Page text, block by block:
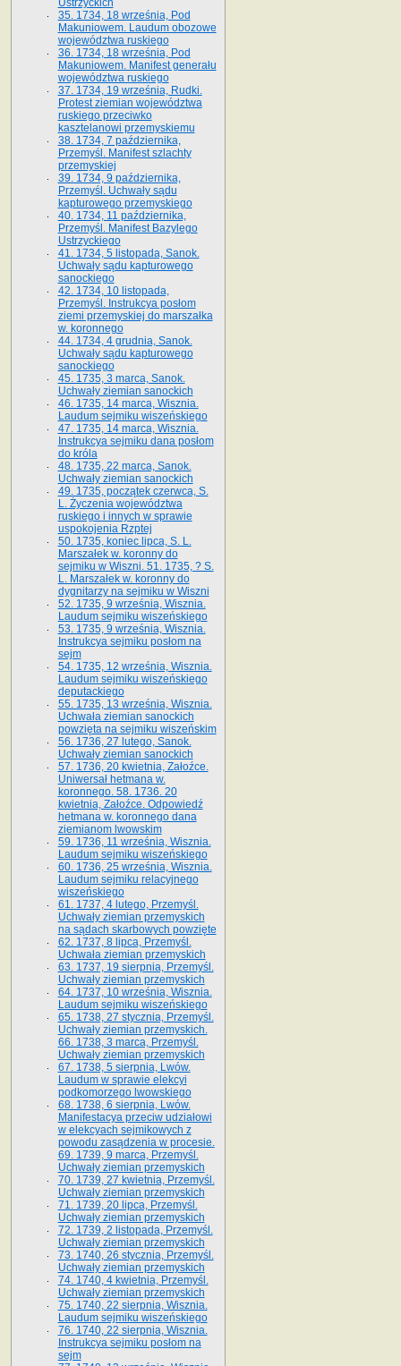
Ustrzyckich
35. 1734, 18 września, Pod
Makuniowem. Laudum obozowe
województwa ruskiego
36. 1734, 18 września, Pod
Makuniowem. Manifest generału
województwa ruskiego
37. 1734, 19 września, Rudki.
Protest ziemian województwa
ruskiego przeciwko
kasztelanowi przemyskiemu
38. 1734, 7 października,
Przemyśl. Manifest szlachty
przemyskiej
39. 1734, 9 października,
Przemyśl. Uchwały sądu
kapturowego przemyskiego
40. 1734, 11 października,
Przemyśl. Manifest Bazylego
Ustrzyckiego
41. 1734, 5 listopada, Sanok.
Uchwały sądu kapturowego
sanockiego
42. 1734, 10 listopada,
Przemyśl. Instrukcya posłom
ziemi przemyskiej do marszałka
w. koronnego
44. 1734, 4 grudnia, Sanok.
Uchwały sądu kapturowego
sanockiego
45. 1735, 3 marca, Sanok.
Uchwały ziemian sanockich
46. 1735, 14 marca, Wisznia.
Laudum sejmiku wiszeńskiego
47. 1735, 14 marca, Wisznia.
Instrukcya sejmiku dana posłom
do króla
48. 1735, 22 marca, Sanok.
Uchwały ziemian sanockich
49. 1735, początek czerwca, S.
L. Życzenia województwa
ruskiego i innych w sprawie
uspokojenia Rzptej
50. 1735, koniec lipca, S. L.
Marszałek w. koronny do
sejmiku w Wiszni. 51. 1735, ? S.
L. Marszałek w. koronny do
dygnitarzy na sejmiku w Wiszni
52. 1735, 9 września, Wisznia.
Laudum sejmiku wiszeńskiego
53. 1735, 9 września, Wisznia.
Instrukcya sejmiku posłom na
sejm
54. 1735, 12 września, Wisznia.
Laudum sejmiku wiszeńskiego
deputackiego
55. 1735, 13 września, Wisznia.
Uchwała ziemian sanockich
powzięta na sejmiku wiszeńskim
56. 1736, 27 lutego, Sanok.
Uchwały ziemian sanockich
57. 1736, 20 kwietnia, Załoźce.
Uniwersał hetmana w.
koronnego. 58. 1736. 20
kwietnia, Załoźce. Odpowiedź
hetmana w. koronnego dana
ziemianom lwowskim
59. 1736, 11 września, Wisznia.
Laudum sejmiku wiszeńskiego
60. 1736, 25 września, Wisznia.
Laudum sejmiku relacyjnego
wiszeńskiego
61. 1737, 4 lutego, Przemyśl.
Uchwały ziemian przemyskich
na sądach skarbowych powzięte
62. 1737, 8 lipca, Przemyśl.
Uchwała ziemian przemyskich
63. 1737, 19 sierpnia, Przemyśl.
Uchwały ziemian przemyskich
64. 1737, 10 września, Wisznia.
Laudum sejmiku wiszeńskiego
65. 1738, 27 stycznia, Przemyśl.
Uchwały ziemian przemyskich­­.
66. 1738, 3 marca, Przemyśl.
Uchwały ziemian przemyskich­
67. 1738, 5 sierpnia, Lwów.
Laudum w sprawie elekcyi
podkomorzego lwowskiego
68. 1738, 6 sierpnia, Lwów.
Manifestacya przeciw udziałowi
w elekcyach sejmikowych z
powodu zasądzenia w procesie.
69. 1739, 9 marca, Przemyśl.
Uchwały ziemian przemyskich
70. 1739, 27 kwietnia, Przemyśl.
Uchwały ziemian przemyskich
71. 1739, 20 lipca, Przemyśl.
Uchwały ziemian przemyskich
72. 1739, 2 listopada, Przemyśl.
Uchwały ziemian przemyskich
73. 1740, 26 stycznia, Przemyśl.
Uchwały ziemian przemyskich
74. 1740, 4 kwietnia, Przemyśl.
Uchwały ziemian przemyskich
75. 1740, 22 sierpnia, Wisznia.
Laudum sejmiku wiszeńskiego
76. 1740, 22 sierpnia, Wisznia.
Instrukcya sejmiku posłom na
sejm